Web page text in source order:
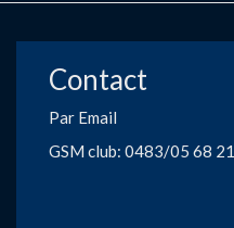
Contact
Par Email
GSM club: 0483/05 68 21